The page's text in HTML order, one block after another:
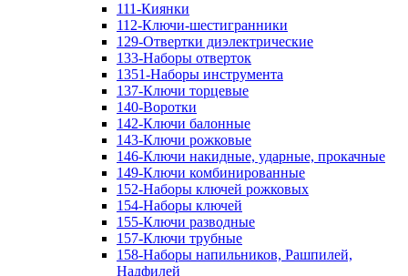
111-Киянки
112-Ключи-шестигранники
129-Отвертки диэлектрические
133-Наборы отверток
1351-Наборы инструмента
137-Ключи торцевые
140-Воротки
142-Ключи балонные
143-Ключи рожковые
146-Ключи накидные, ударные, прокачные
149-Ключи комбинированные
152-Наборы ключей рожковых
154-Наборы ключей
155-Ключи разводные
157-Ключи трубные
158-Наборы напильников, Рашпилей,
Надфилей